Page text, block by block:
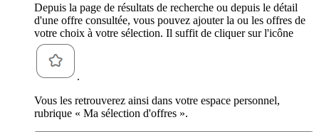
Depuis la page de résultats de recherche ou depuis le détail
d'une offre consultée, vous pouvez ajouter la ou les offres de
votre choix à votre sélection. Il suffit de cliquer sur l'icône
.
Vous les retrouverez ainsi dans votre espace personnel,
rubrique « Ma sélection d'offres ».